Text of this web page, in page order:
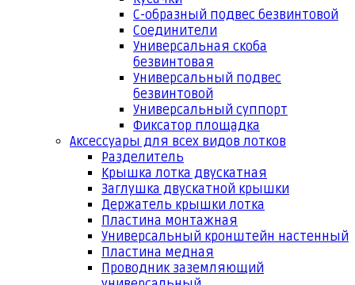
С-образный подвес безвинтовой
Соединители
Универсальная скоба
безвинтовая
Универсальный подвес
безвинтовой
Универсальный суппорт
Фиксатор площадка
Аксессуары для всех видов лотков
Разделитель
Крышка лотка двускатная
Заглушка двускатной крышки
Держатель крышки лотка
Пластина монтажная
Универсальный кронштейн настенный
Пластина медная
Проводник заземляющий